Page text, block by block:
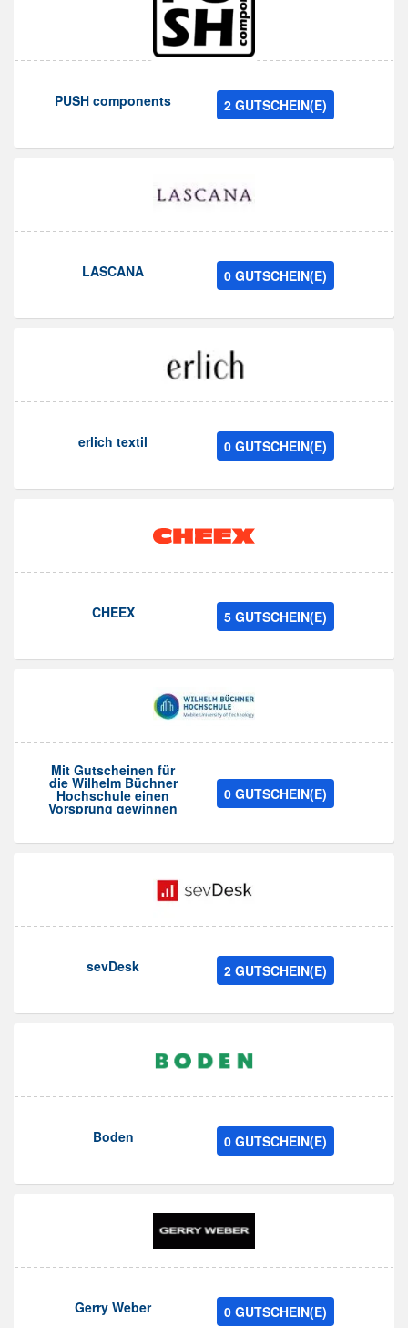
PUSH components 2 GUTSCHEIN(E)
LASCANA 0 GUTSCHEIN(E)
erlich textil 0 GUTSCHEIN(E)
CHEEX 5 GUTSCHEIN(E)
Mit Gutscheinen für
die Wilhelm Büchner
Hochschule einen
Vorsprung gewinnen
0 GUTSCHEIN(E)
sevDesk 2 GUTSCHEIN(E)
Boden 0 GUTSCHEIN(E)
Gerry Weber 0 GUTSCHEIN(E)